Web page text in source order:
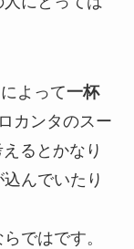
よって一杯
カンタのスー
るとかなり
んでいたり
ではです。